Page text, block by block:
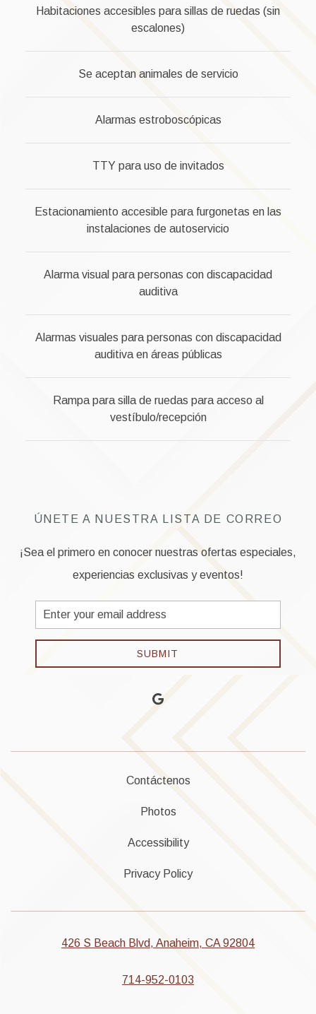
Habitaciones accesibles para sillas de ruedas (sin
escalones)
Se aceptan animales de servicio
Alarmas estroboscópicas
TTY para uso de invitados
Estacionamiento accesible para furgonetas en las
instalaciones de autoservicio
Alarma visual para personas con discapacidad
auditiva
Alarmas visuales para personas con discapacidad
auditiva en áreas públicas
Rampa para silla de ruedas para acceso al
vestíbulo/recepción
ÚNETE A NUESTRA LISTA DE CORREO
¡Sea el primero en conocer nuestras ofertas especiales,
experiencias exclusivas y eventos!
Email
Address
SUBMIT
google
Contáctenos
Photos
Accessibility
Privacy Policy
426 S Beach Blvd, Anaheim, CA 92804
714-952-0103